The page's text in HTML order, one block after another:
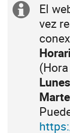
Extra
El
vez